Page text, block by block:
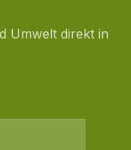
Umwelt direkt in